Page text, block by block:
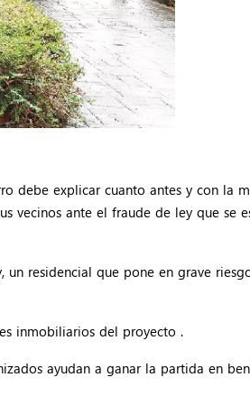
debe explicar cuanto antes y con la
ante el fraude de ley que se
residencial que pone en grave
inmobiliarios del proyecto .
ayudan a ganar la partida en